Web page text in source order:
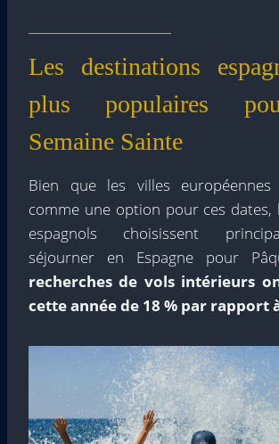
Les destinations
plus populaires
Semaine Sainte
Bien que les villes européennes
comme une option pour ces dates,
espagnols choisissent
séjourner en Espagne pour
recherches de vols intérieurs
cette année de 18 % par rapport